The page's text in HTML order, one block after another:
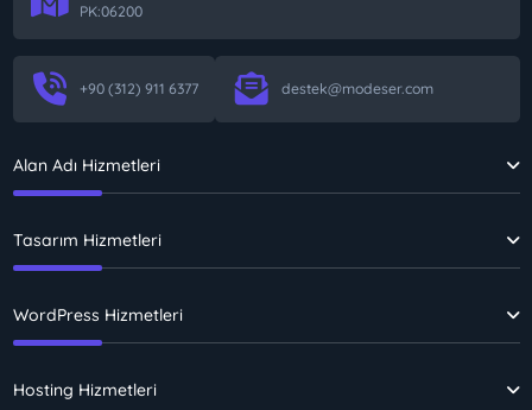
PK:06200
+90 (312) 911 6377 destek@modeser.com
Alan Adı Hizmetleri
Tasarım Hizmetleri
WordPress Hizmetleri
Hosting Hizmetleri